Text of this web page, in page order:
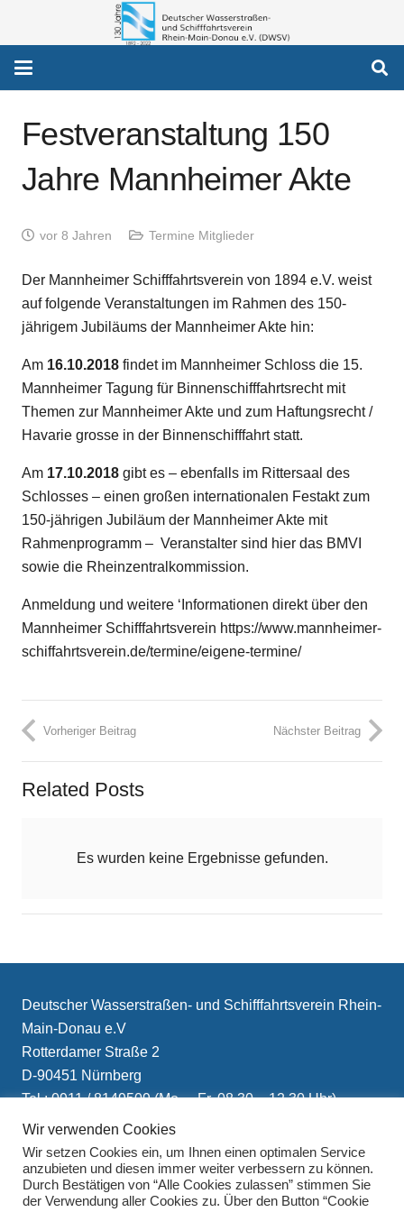
Festveranstaltung 150
Jahre Mannheimer Akte
vor 8 Jahren Termine Mitglieder
Der Mannheimer Schifffahrtsverein von 1894 e.V. weist
auf folgende Veranstaltungen im Rahmen des 150-
jährigem Jubiläums der Mannheimer Akte hin:
Am 16.10.2018 findet im Mannheimer Schloss die 15.
Mannheimer Tagung für Binnenschifffahrtsrecht mit
Themen zur Mannheimer Akte und zum Haftungsrecht /
Havarie grosse in der Binnenschifffahrt statt.
Am 17.10.2018 gibt es – ebenfalls im Rittersaal des
Schlosses – einen großen internationalen Festakt zum
150-jährigen Jubiläum der Mannheimer Akte mit
Rahmenprogramm – Veranstalter sind hier das BMVI
sowie die Rheinzentralkommission.
Anmeldung und weitere ‘Informationen direkt über den
Mannheimer Schifffahrtsverein https://www.mannheimer-
schiffahrtsverein.de/termine/eigene-termine/
Vorheriger Beitrag Nächster Beitrag
Related Posts
Es wurden keine Ergebnisse gefunden.
Deutscher Wasserstraßen- und Schifffahrtsverein Rhein-
Main-Donau e.V
Rotterdamer Straße 2
D-90451 Nürnberg
Tel.: 0911 / 8149509 (Mo. – Fr. 08.30 – 12.30 Uhr)
E-Mail: info(at)schifffahrtsverein.de
Wir verwenden Cookies
Wir setzen Cookies ein, um Ihnen einen optimalen Service
anzubieten und diesen immer weiter verbessern zu können.
Durch Bestätigen von “Alle Cookies zulassen” stimmen Sie
der Verwendung aller Cookies zu. Über den Button “Cookie